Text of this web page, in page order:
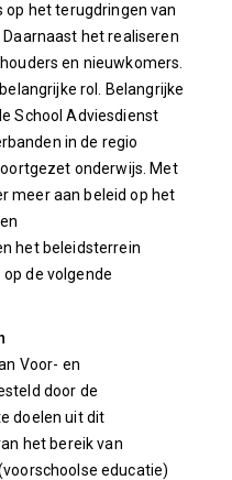
op het terugdringen van
het realiseren
en nieuwkomers.
rol. Belangrijke
School Adviesdienst
in de regio
onderwijs. Met
meer aan beleid op het
het beleidsterrein
de volgende
Voor- en
door de
doelen uit dit
het bereik van
educatie)